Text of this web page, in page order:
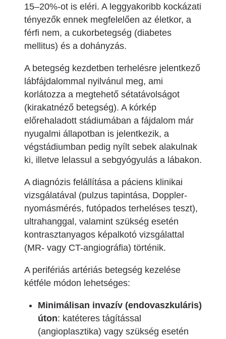
15–20%-ot is eléri. A leggyakoribb kockázati
tényezők ennek megfelelően az életkor, a
férfi nem, a cukorbetegség (diabetes
mellitus) és a dohányzás.
A betegség kezdetben terhelésre jelentkező
lábfájdalommal nyilvánul meg, ami
korlátozza a megtehető sétatávolságot
(kirakatnéző betegség). A kórkép
előrehaladott stádiumában a fájdalom már
nyugalmi állapotban is jelentkezik, a
végstádiumban pedig nyílt sebek alakulnak
ki, illetve lelassul a sebgyógyulás a lábakon.
A diagnózis felállítása a páciens klinikai
vizsgálatával (pulzus tapintása, Doppler-
nyomásmérés, futópados terheléses teszt),
ultrahanggal, valamint szükség esetén
kontrasztanyagos képalkotó vizsgálattal
(MR- vagy CT-angiográfia) történik.
A perifériás artériás betegség kezelése
kétféle módon lehetséges:
Minimálisan invazív (endovaszkuláris)
úton: katéteres tágítással
(angioplasztika) vagy szükség esetén